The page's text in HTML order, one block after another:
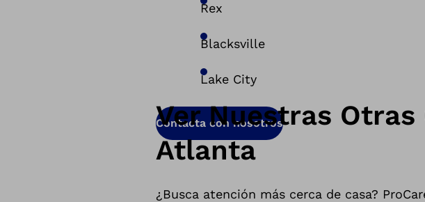
Rex
Blacksville
Lake City
Contacta con nosotros
Ver Nuestras
Atlanta
¿Busca atención más cerca de casa?